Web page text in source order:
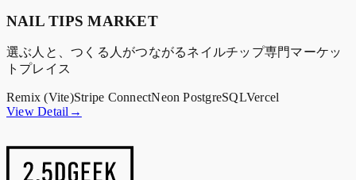
NAIL TIPS MARKET
選ぶ人と、つくる人がつながるネイルチップ専門マーケッ
トプレイス
Remix (Vite)Stripe ConnectNeon PostgreSQLVercel
View Detail→